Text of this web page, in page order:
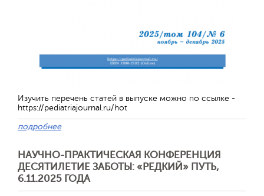
Изучить перечень статей в выпуске можно по ссылке -
https://pediatriajournal.ru/hot
подробнее
НАУЧНО-ПРАКТИЧЕСКАЯ КОНФЕРЕНЦИЯ
ДЕСЯТИЛЕТИЕ ЗАБОТЫ: «РЕДКИЙ» ПУТЬ,
6.11.2025 ГОДА